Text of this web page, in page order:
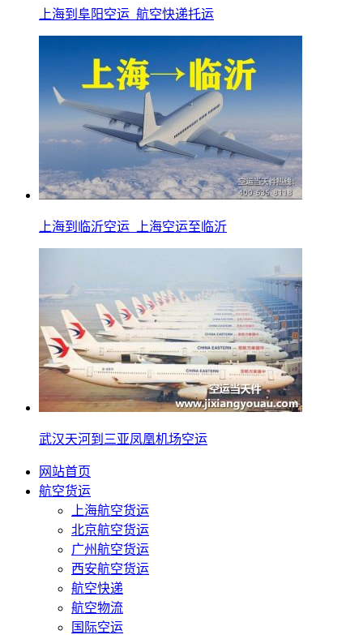
上海到阜阳空运_航空快递托运
上海到临沂空运_上海空运至临沂
武汉天河到三亚凤凰机场空运
网站首页
航空货运
上海航空货运
北京航空货运
广州航空货运
西安航空货运
航空快递
航空物流
国际空运